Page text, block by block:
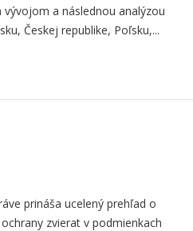
a následnou analýzou
Českej republike, Poľsku,...
prináša ucelený prehľad o
zvierat v podmienkach